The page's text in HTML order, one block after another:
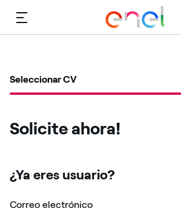
Menú
Seleccionar CV
Solicite ahora!
¿Ya eres usuario? ​
Correo electrónico